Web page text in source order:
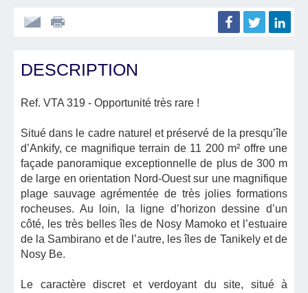
DESCRIPTION
Ref. VTA 319 - Opportunité très rare !
Situé dans le cadre naturel et préservé de la presqu’île
d’Ankify, ce magnifique terrain de 11 200 m² offre une
façade panoramique exceptionnelle de plus de 300 m
de large en orientation Nord-Ouest sur une magnifique
plage sauvage agrémentée de très jolies formations
rocheuses. Au loin, la ligne d’horizon dessine d’un
côté, les très belles îles de Nosy Mamoko et l’estuaire
de la Sambirano et de l’autre, les îles de Tanikely et de
Nosy Be.
Le caractère discret et verdoyant du site, situé à